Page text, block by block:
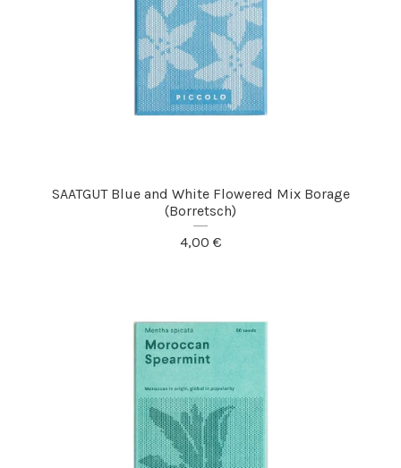
SAATGUT Blue and White Flowered Mix Borage
(Borretsch)
4,00 €